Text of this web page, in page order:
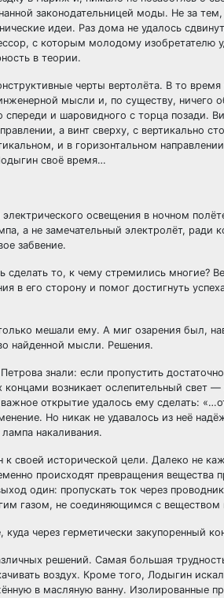
законодательницей моды. Не за
идеи. Раз дома не удалось
с которым молодому изобретателю
в теории.
черты вертолёта. В то
мысли и, по существу, ничего
и шаровидного с торца позади.
а винт сверху, с вертикально
и в горизонтальном
своё время…
освещения в ночном
а не замечательный электролёт, ради
забвение.
то, к чему стремились многие?
в его сторону и помог достигнуть
мешали ему. А миг озарения был,
найденной мысли. Решения.
знали: если пропустить
возникает ослепительный свет —
открытие удалось ему сделать:
Но никак не удавалось из неё
накаливания.
своей исторической цели. Далеко не
происходят превращения
один: пропускать ток через
газом, не соединяющимся с веществом
через герметически закупоренный
решений. Самая большая
воздух. Кроме того, Лодыгин
в масляную ванну. Изолированные